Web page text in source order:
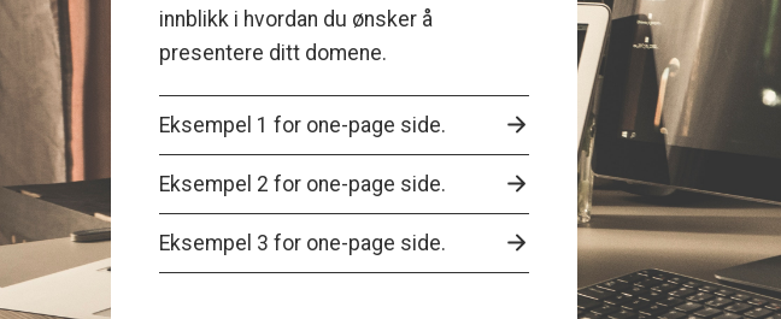
innblikk i hvordan du ønsker å
presentere ditt domene.
Eksempel 1 for one-page side.
Eksempel 2 for one-page side.
Eksempel 3 for one-page side.